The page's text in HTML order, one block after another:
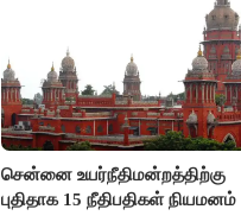
சென்னை உயர்நீதிமன்றத்திற்கு
புதிதாக 15 நீதிபதிகள் நியமனம்